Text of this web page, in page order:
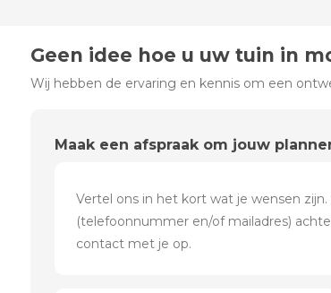
Geen idee hoe u uw tuin in
Wij hebben de ervaring en kennis om een
Maak een afspraak om jouw